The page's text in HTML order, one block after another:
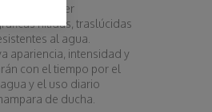
obtener
nítidas, traslúcidas
al agua.
apariencia, intensidad y
con el tiempo por el
y el uso diario
de ducha.